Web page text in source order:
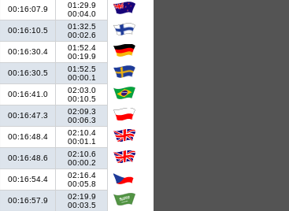
00:16:07.9
01:29.9
00:04.0
00:16:10.5
01:32.5
00:02.6
00:16:30.4
01:52.4
00:19.9
00:16:30.5
01:52.5
00:00.1
00:16:41.0
02:03.0
00:10.5
00:16:47.3
02:09.3
00:06.3
00:16:48.4
02:10.4
00:01.1
00:16:48.6
02:10.6
00:00.2
00:16:54.4
02:16.4
00:05.8
00:16:57.9
02:19.9
00:03.5